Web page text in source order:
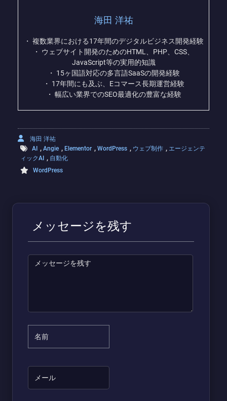
海田 洋祐
・ 複数業界における17年間のデジタルビジネス開発経験
・ ウェブサイト開発のためのHTML、PHP、CSS、
JavaScript等の実用的知識
・ 15ヶ国語対応の多言語SaaSの開発経験
・ 17年間にも及ぶ、Eコマース長期運営経験
・ 幅広い業界でのSEO最適化の豊富な経験
海田 洋祐
AI
, Angie , Elementor , WordPress , ウェブ制作 , エージェンテ
ィックAI
, 自動化
WordPress
メッセージを残す